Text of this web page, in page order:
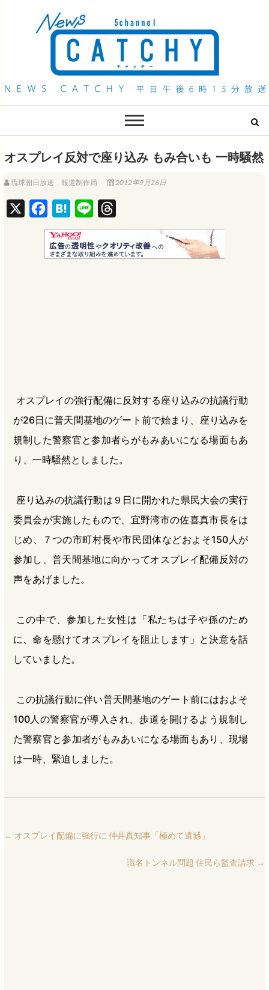
QAB NEWS Headline
オスプレイ反対で座り込み もみ合いも 一時騒然
琉球朝日放送 報道制作局 2012年9月26日
a
c
e
H
a
t
e
i
n
e
h
r
e
オスプレイの強行配備に反対する座り込みの抗議行動
が26日に普天間基地のゲート前で始まり、座り込みを
規制した警察官と参加者らがもみあいになる場面もあ
り、一時騒然としました。
座り込みの抗議行動は９日に開かれた県民大会の実行
委員会が実施したもので、宜野湾市の佐喜真市長をは
じめ、７つの市町村長や市民団体などおよそ150人が
参加し、普天間基地に向かってオスプレイ配備反対の
声をあげました。
この中で、参加した女性は「私たちは子や孫のため
に、命を懸けてオスプレイを阻止します」と決意を話
していました。
この抗議行動に伴い普天間基地のゲート前にはおよそ
100人の警察官が導入され、歩道を開けるよう規制し
た警察官と参加者がもみあいになる場面もあり、現場
は一時、緊迫しました。
← オスプレイ配備に強行に 仲井真知事「極めて遺憾」
識名トンネル問題 住民ら監査請求 →